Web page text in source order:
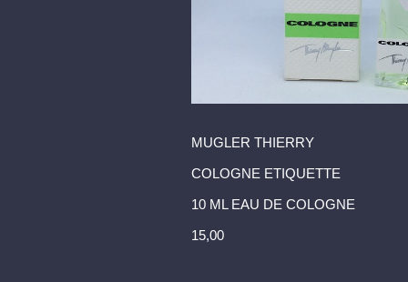
MUGLER THIERRY
COLOGNE ETIQUETTE
10 ML EAU DE COLOGNE
15,00